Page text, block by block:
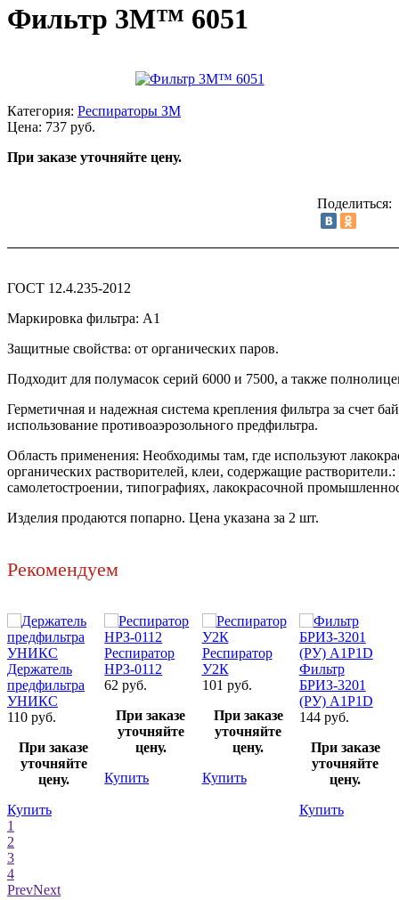
Фильтр 3М™ 6051
Категория: Респираторы ЗМ
Цена: 737 руб.
При заказе уточняйте цену.
Поделиться:
ГОСТ 12.4.235-2012
Маркировка фильтра: А1
Защитные свойства: от органических паров.
Подходит для полумасок серий 6000 и 7500, а также
Герметичная и надежная система крепления фильтра за счет
использование противоаэрозольного предфильтра.
Область применения: Необходимы там, где используют
органических растворителей, клеи, содержащие
самолетостроении, типографиях, лакокрасочной
Изделия продаются попарно. Цена указана за 2 шт.
Рекомендуем
Держатель
предфильтра
УНИКС
110 руб.
При заказе
уточняйте
цену.
Купить
Респиратор
НРЗ-0112
62 руб.
При заказе
уточняйте
цену.
Купить
Респиратор
У2К
101 руб.
При заказе
уточняйте
цену.
Купить
Фильтр
БРИЗ-3201
(РУ) А1Р1D
144 руб.
При заказе
уточняйте
цену.
Купить
1
2
3
4
PrevNext